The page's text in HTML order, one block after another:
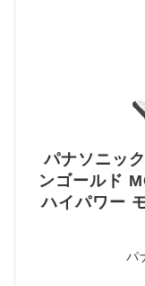
パナソニッ
ンゴールド
ハイパワー
パ